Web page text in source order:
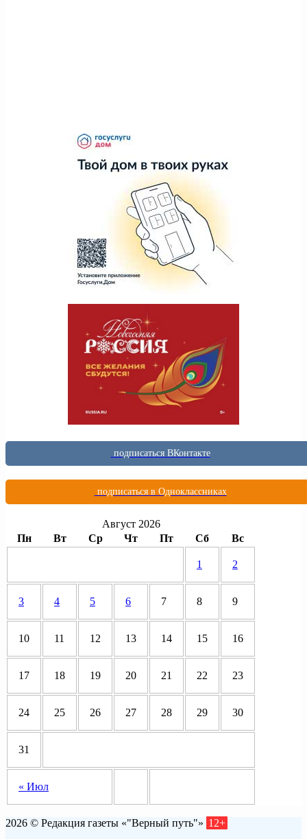
подписаться ВКонтакте
подписаться в Одноклассниках
Август 2026
Пн
Вт Ср Чт Пт Сб Вс
« Июл
1 2
3 4 5 6 7 8 9
10 11 12 13 14 15 16
17 18 19 20 21 22 23
24 25 26 27 28 29 30
31
2026 © Редакция газеты «"Верный путь"» 12+